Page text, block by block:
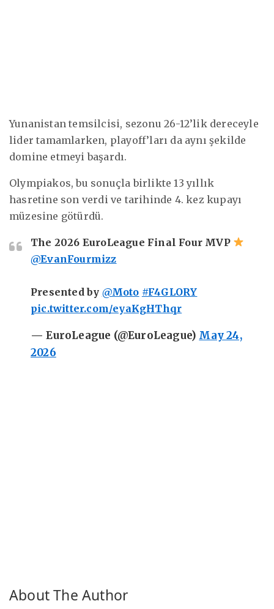
Yunanistan temsilcisi, sezonu 26-12’lik dereceyle
lider tamamlarken, playoff’ları da aynı şekilde
domine etmeyi başardı.
Olympiakos, bu sonuçla birlikte 13 yıllık
hasretine son verdi ve tarihinde 4. kez kupayı
müzesine götürdü.
The 2026 EuroLeague Final Four MVP
@EvanFourmizz
Presented by @Moto #F4GLORY
pic.twitter.com/eyaKgHThqr
— EuroLeague (@EuroLeague) May 24,
2026
About The Author